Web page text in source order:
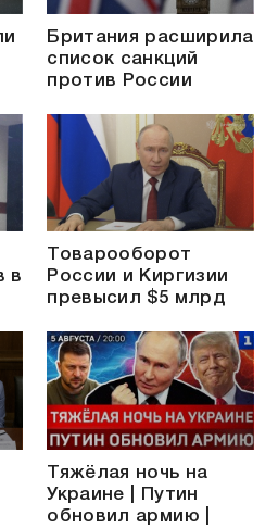
Британия расширила
список санкций
против России
в
Товарооборот
России и Киргизии
превысил $5 млрд
Тяжёлая ночь на
Украине | Путин
обновил армию |